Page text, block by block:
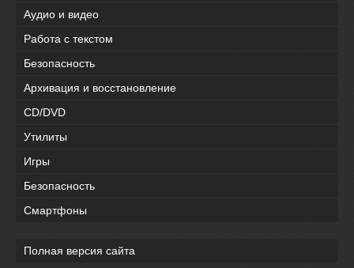
Аудио и видео
Работа с текстом
Безопасность
Архивация и восстановление
CD/DVD
Утилиты
Игры
Безопасность
Смартфоны
Полная версия сайта